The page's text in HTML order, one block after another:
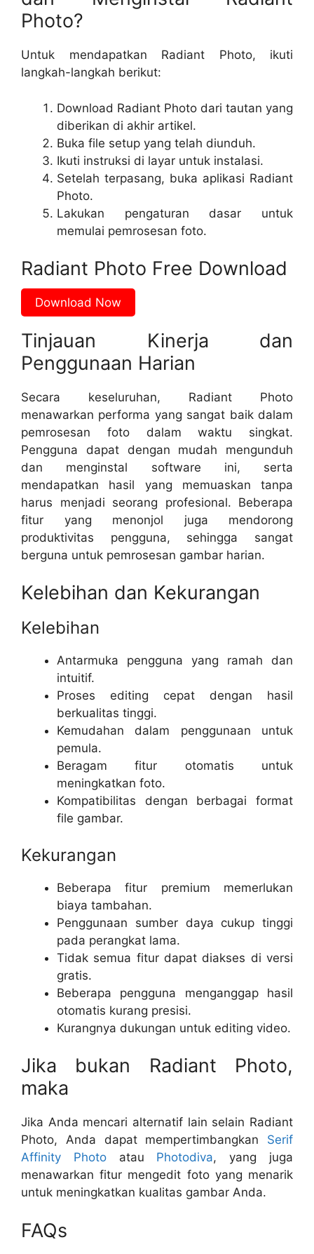
Photo?
Untuk mendapatkan Radiant Photo, ikuti
langkah-langkah berikut:
Download Radiant Photo dari tautan yang
diberikan di akhir artikel.
Buka file setup yang telah diunduh.
Ikuti instruksi di layar untuk instalasi.
Setelah terpasang, buka aplikasi Radiant
Photo.
Lakukan pengaturan dasar untuk
memulai pemrosesan foto.
Radiant Photo Free Download
Download Now
Tinjauan Kinerja dan
Penggunaan Harian
Secara keseluruhan, Radiant Photo
menawarkan performa yang sangat baik dalam
pemrosesan foto dalam waktu singkat.
Pengguna dapat dengan mudah mengunduh
dan menginstal software ini, serta
mendapatkan hasil yang memuaskan tanpa
harus menjadi seorang profesional. Beberapa
fitur yang menonjol juga mendorong
produktivitas pengguna, sehingga sangat
berguna untuk pemrosesan gambar harian.
Kelebihan dan Kekurangan
Kelebihan
Antarmuka pengguna yang ramah dan
intuitif.
Proses editing cepat dengan hasil
berkualitas tinggi.
Kemudahan dalam penggunaan untuk
pemula.
Beragam fitur otomatis untuk
meningkatkan foto.
Kompatibilitas dengan berbagai format
file gambar.
Kekurangan
Beberapa fitur premium memerlukan
biaya tambahan.
Penggunaan sumber daya cukup tinggi
pada perangkat lama.
Tidak semua fitur dapat diakses di versi
gratis.
Beberapa pengguna menganggap hasil
otomatis kurang presisi.
Kurangnya dukungan untuk editing video.
Jika bukan Radiant Photo,
maka
Jika Anda mencari alternatif lain selain Radiant
Photo, Anda dapat mempertimbangkan Serif
Affinity Photoatau Photodiva, yang juga
menawarkan fitur mengedit foto yang menarik
untuk meningkatkan kualitas gambar Anda.
FAQs